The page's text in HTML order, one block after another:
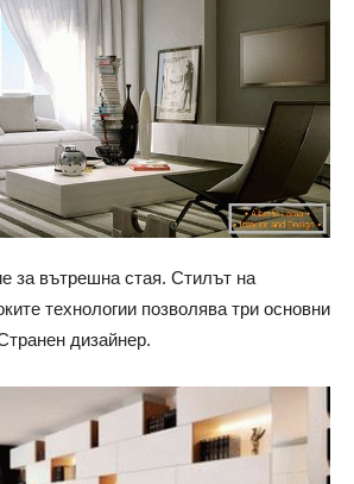
за вътрешна стая. Стилът на
технологии позволява три основни
дизайнер.